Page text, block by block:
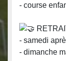
- course
- samedi
- dimanche